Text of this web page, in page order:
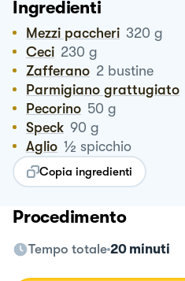
Ingredienti
Mezzi paccheri 320 g
Ceci 230 g
Zafferano 2 bustine
Parmigiano grattugiato
Pecorino 50 g
Speck 90 g
Aglio ½ spicchio
Copia ingredienti
Procedimento
Tempo totale 20 minuti